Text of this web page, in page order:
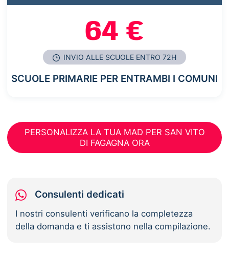
64 €
INVIO ALLE SCUOLE ENTRO 72H
SCUOLE PRIMARIE PER ENTRAMBI I COMUNI
PERSONALIZZA LA TUA MAD PER SAN VITO
DI FAGAGNA ORA
Consulenti dedicati
I nostri consulenti verificano la completezza
della domanda e ti assistono nella compilazione.